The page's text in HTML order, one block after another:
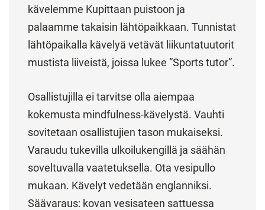
kävelemme Kupittaan puistoon ja
palaamme takaisin lähtöpaikkaan. Tunnistat
lähtöpaikalla kävelyä vetävät liikuntatuutorit
mustista liiveistä, joissa lukee ”Sports tutor”.
Osallistujilla ei tarvitse olla aiempaa
kokemusta mindfulness-kävelystä. Vauhti
sovitetaan osallistujien tason mukaiseksi.
Varaudu tukevilla ulkoilukengillä ja säähän
soveltuvalla vaatetuksella. Ota vesipullo
mukaan. Kävelyt vedetään englanniksi.
Säävaraus: kovan vesisateen sattuessa